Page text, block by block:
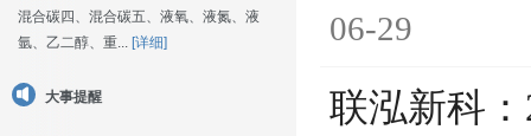
混合碳四、混合碳五、液氧、液氮、液
氩、乙二醇、重... [详细]
大事提醒
06-29
联泓新科